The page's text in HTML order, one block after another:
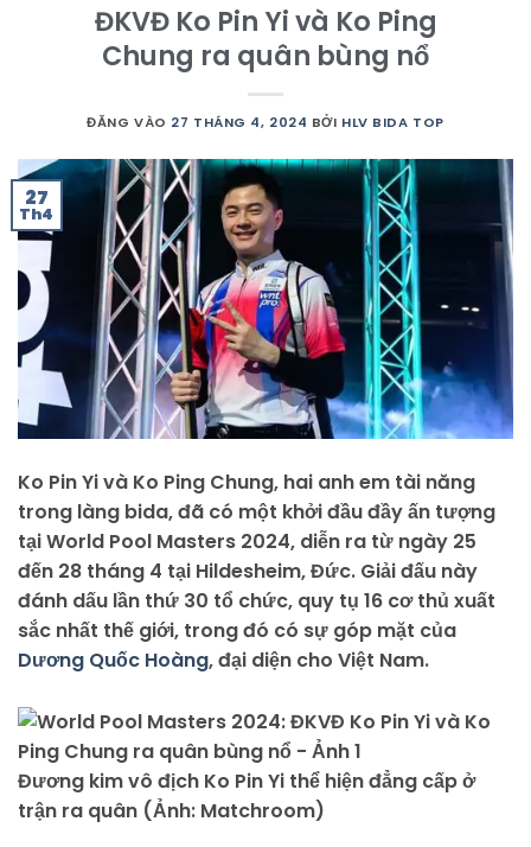
ĐKVĐ Ko Pin Yi và Ko Ping
Chung ra quân bùng nổ
ĐĂNG VÀO 27 THÁNG 4, 2024 BỞI HLV BIDA TOP
27
Th4
Ko Pin Yi và Ko Ping Chung, hai anh em tài năng
trong làng bida, đã có một khởi đầu đầy ấn tượng
tại World Pool Masters 2024, diễn ra từ ngày 25
đến 28 tháng 4 tại Hildesheim, Đức. Giải đấu này
đánh dấu lần thứ 30 tổ chức, quy tụ 16 cơ thủ xuất
sắc nhất thế giới, trong đó có sự góp mặt của
Dương Quốc Hoàng, đại diện cho Việt Nam.
Đương kim vô địch Ko Pin Yi thể hiện đẳng cấp ở
trận ra quân (Ảnh: Matchroom)